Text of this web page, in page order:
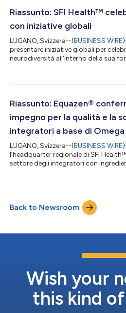
(LCPUFA) e le capacità di lettura e
Riassunto: SFI Health™
con iniziative globali
LUGANO, Svizzera--(BUSINESS WIRE
presentare iniziative globali per
neurodiversità all'interno della sua
essenziale per promuovere
mondo. Nello specifico, l'edizione
Riassunto: Equazen®
impegno per la qualità e la
integratori a base di Omega
LUGANO, Svizzera--(BUSINESS WIRE
l’headquarter regionale di SFI
settore degli integratori con
la salute della funzione cognitiva. In
solo un requisito ma una vera e
Back to Newsroom
Wish your
this kind